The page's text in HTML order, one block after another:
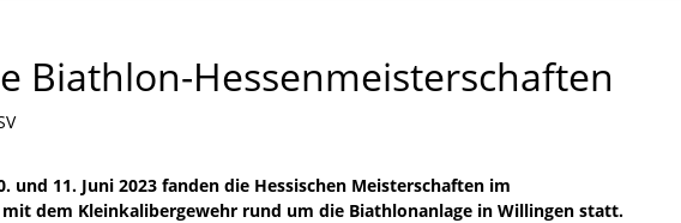
Biathlon-Hessenmeisterschaften
und 11. Juni 2023 fanden die Hessischen Meisterschaften im
dem Kleinkalibergewehr rund um die Biathlonanlage in Willingen statt.